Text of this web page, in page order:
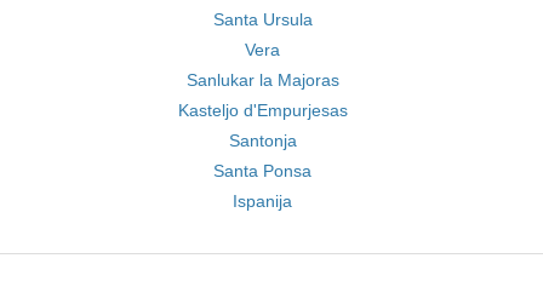
Santa Ursula
Vera
Sanlukar la Majoras
Kasteljo d'Empurjesas
Santonja
Santa Ponsa
Ispanija